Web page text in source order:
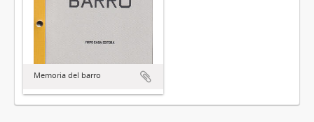
Memoria del barro